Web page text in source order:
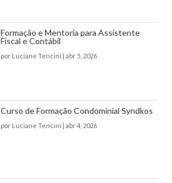
Formação e Mentoria para Assistente
Fiscal e Contábil
por Luciane Tencini abr 5, 2026
Curso de Formação Condominial Syndkos
por Luciane Tencini abr 4, 2026